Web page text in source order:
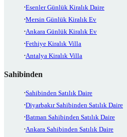
Esenler Günlük Kiralık Daire
Mersin Günlük Kiralık Ev
Ankara Günlük Kiralık Ev
Fethiye Kiralık Villa
Antalya Kiralık Villa
Sahibinden
Sahibinden Satılık Daire
Diyarbakır Sahibinden Satılık Daire
Batman Sahibinden Satılık Daire
Ankara Sahibinden Satılık Daire